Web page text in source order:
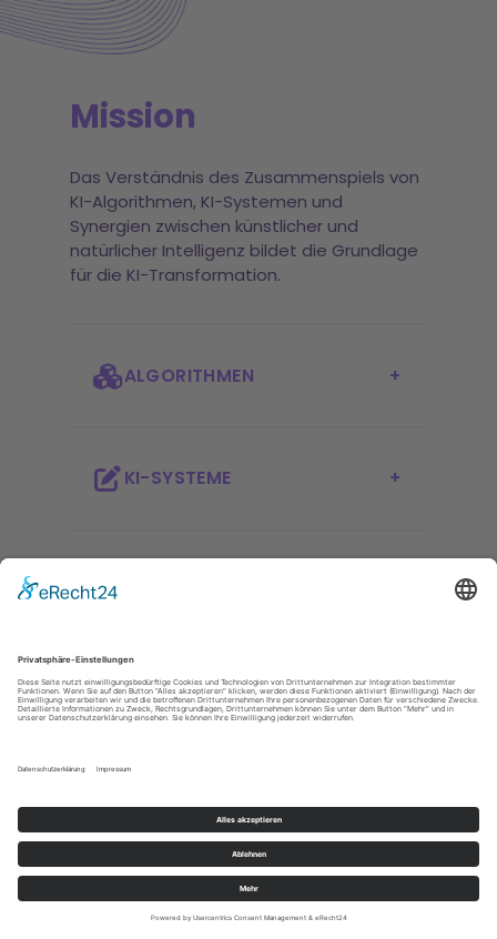
Mission
Das Verständnis des Zusammenspiels von
KI-Algorithmen, KI-Systemen und
Synergien zwischen künstlicher und
natürlicher Intelligenz bildet die Grundlage
für die KI-Transformation.
ALGORITHMEN
KI-SYSTEME
TRANSFORMATION
Bereich Third Wave of AI ist es die Aufgabe
von hessian.AI, KI in die Breite zu bringen
und für Forschung, Industrie und
Gesellschaft nicht nur zugänglich, sondern
auch verständlich zu machen, um Chancen